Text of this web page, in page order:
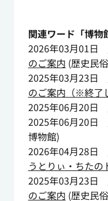
関連ワード「博物
2026年03月01日
のご案内 (歴史民
2025年03月23日
のご案内（※終了
2025年06月20日
2025年06月20日
博物館)
2026年04月28日
うとりぃ・ちたの
2025年03月23日
のご案内 (歴史民